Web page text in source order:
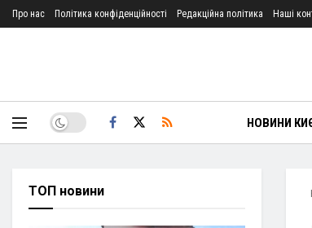
Про нас Політика конфіденційності Редакційна політика Наші
НОВИНИ
ТОП новини